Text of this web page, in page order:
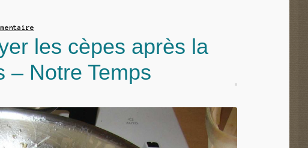
les cèpes après la
– Notre Temps